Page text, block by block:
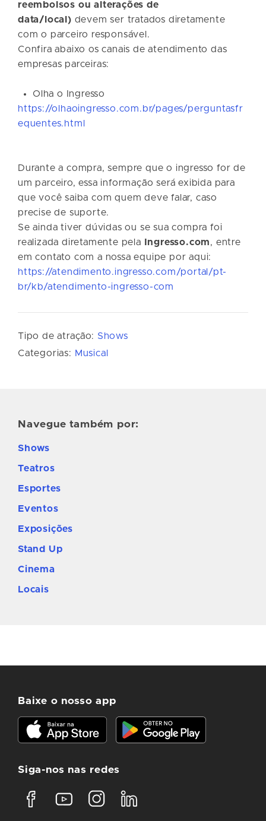
reembolsos ou alterações de
data/local) devem ser tratados diretamente
com o parceiro responsável.
Confira abaixo os canais de atendimento das
empresas parceiras:
Olha o Ingresso
https://olhaoingresso.com.br/pages/perguntasfr
equentes.html
Durante a compra, sempre que o ingresso for de
um parceiro, essa informação será exibida para
que você saiba com quem deve falar, caso
precise de suporte.
Se ainda tiver dúvidas ou se sua compra foi
realizada diretamente pela
Ingresso.com, entre
em contato com a nossa equipe por aqui:
https://atendimento.ingresso.com/portal/pt-
br/kb/atendimento-ingresso-com
Tipo de atração: Shows
Categorias: Musical
Navegue também por:
Shows
Teatros
Esportes
Eventos
Exposições
Stand Up
Cinema
Locais
Baixe o nosso app
Siga-nos nas redes